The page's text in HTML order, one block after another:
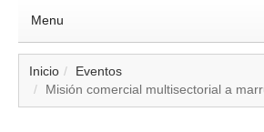
Menu
Inicio
Eventos
Misión comercial multisectorial a